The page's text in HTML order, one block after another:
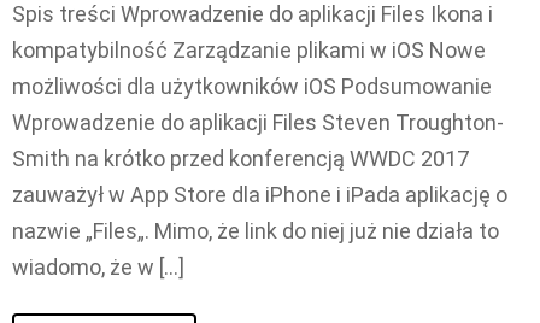
Spis treści Wprowadzenie do aplikacji Files Ikona i
kompatybilność Zarządzanie plikami w iOS Nowe
możliwości dla użytkowników iOS Podsumowanie
Wprowadzenie do aplikacji Files Steven Troughton-
Smith na krótko przed konferencją WWDC 2017
zauważył w App Store dla iPhone i iPada aplikację o
nazwie „Files„. Mimo, że link do niej już nie działa to
wiadomo, że w […]